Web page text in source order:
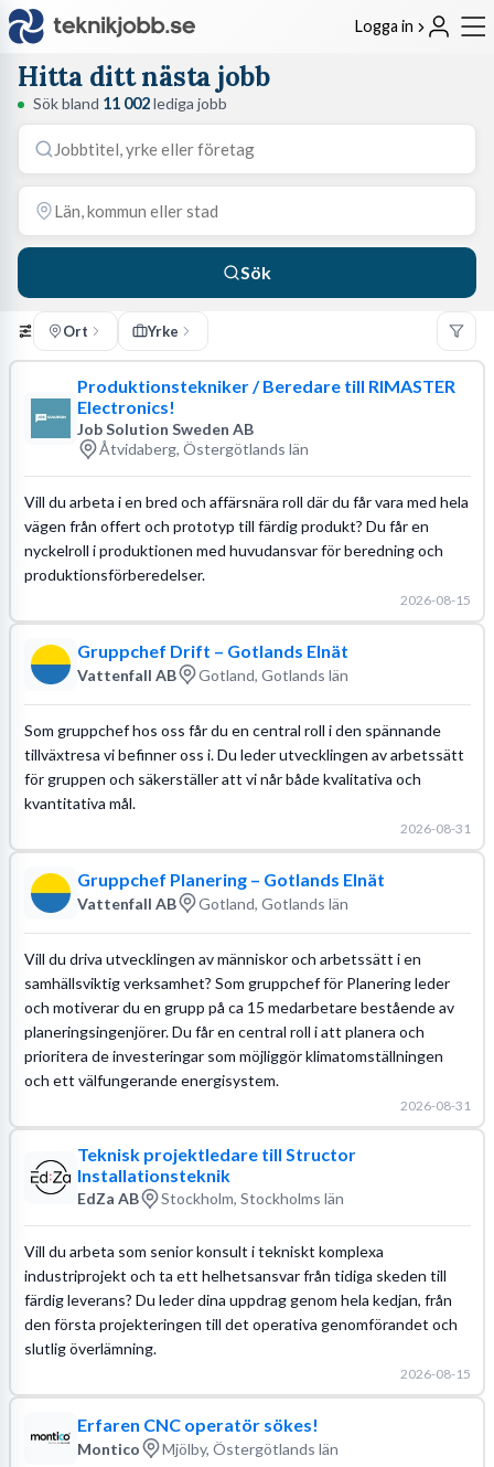
Logga in
Hitta ditt nästa jobb
Sök bland 11 002lediga jobb
Sök
Ort Yrke
Produktionstekniker / Beredare till RIMASTER
Electronics!
Job Solution Sweden AB
Åtvidaberg, Östergötlands län
Vill du arbeta i en bred och affärsnära roll där du får vara med hela
vägen från offert och prototyp till färdig produkt? Du får en
nyckelroll i produktionen med huvudansvar för beredning och
produktionsförberedelser.
2026-08-15
Gruppchef Drift – Gotlands Elnät
Vattenfall AB Gotland, Gotlands län
Som gruppchef hos oss får du en central roll i den spännande
tillväxtresa vi befinner oss i. Du leder utvecklingen av arbetssätt
för gruppen och säkerställer att vi når både kvalitativa och
kvantitativa mål.
2026-08-31
Gruppchef Planering – Gotlands Elnät
Vattenfall AB Gotland, Gotlands län
Vill du driva utvecklingen av människor och arbetssätt i en
samhällsviktig verksamhet? Som gruppchef för Planering leder
och motiverar du en grupp på ca 15 medarbetare bestående av
planeringsingenjörer. Du får en central roll i att planera och
prioritera de investeringar som möjliggör klimatomställningen
och ett välfungerande energisystem.
2026-08-31
Teknisk projektledare till Structor
Installationsteknik
EdZa AB Stockholm, Stockholms län
Vill du arbeta som senior konsult i tekniskt komplexa
industriprojekt och ta ett helhetsansvar från tidiga skeden till
färdig leverans? Du leder dina uppdrag genom hela kedjan, från
den första projekteringen till det operativa genomförandet och
slutlig överlämning.
2026-08-15
Erfaren CNC operatör sökes!
Montico Mjölby, Östergötlands län